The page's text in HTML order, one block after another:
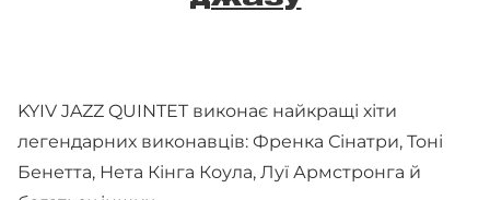
KYIV JAZZ QUINTET виконає найкращі хіти
легендарних виконавців: Френка Сінатри, Тоні
Бенетта, Нета Кінга Коула, Луї Армстронга й